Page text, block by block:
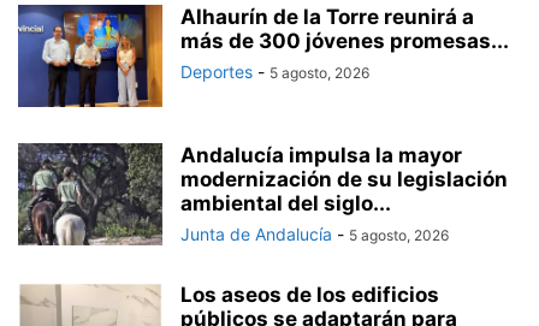
Alhaurín de la Torre reunirá a
más de 300 jóvenes promesas...
Deportes - 5 agosto, 2026
Andalucía impulsa la mayor
modernización de su legislación
ambiental del siglo...
Junta de Andalucía - 5 agosto, 2026
Los aseos de los edificios
públicos se adaptarán para